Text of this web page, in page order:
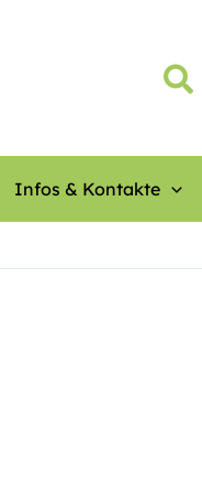
Infos & Kontakte